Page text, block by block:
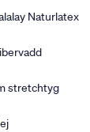
Naturlatex
stretchtyg